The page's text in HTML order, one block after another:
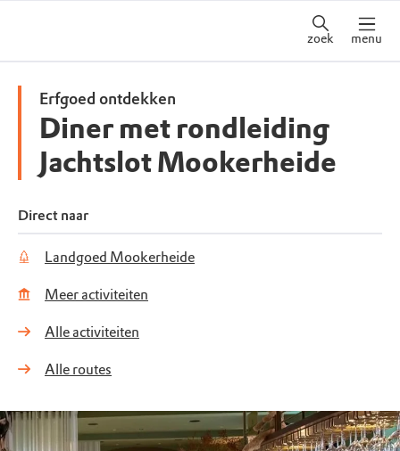
zoek menu
Erfgoed ontdekken
Diner met rondleiding
Jachtslot Mookerheide
Direct naar
Landgoed Mookerheide
Meer activiteiten
Alle activiteiten
Alle routes